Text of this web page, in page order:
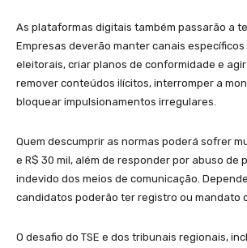
As plataformas digitais também passarão a
Empresas deverão manter canais
eleitorais, criar planos de conformidade e
remover conteúdos ilícitos, interromper a
bloquear impulsionamentos irregulares.
Quem descumprir as normas poderá sofrer
e R$ 30 mil, além de responder por abuso de
indevido dos meios de comunicação.
candidatos poderão ter registro ou mandato
O desafio do TSE e dos tribunais regionais,